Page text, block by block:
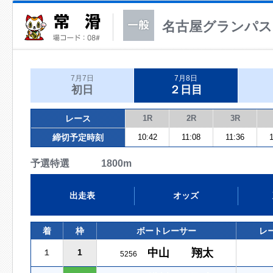
名古屋グランパ
7月7日
初日
7月8日
２日目
レース 1R 2R 3R
締切予定時刻 10:42 11:08 11:36
予選特選 1800m
出走表 オッズ
着 枠 ボートレーサー レ
１ 1 5256 中山 翔太